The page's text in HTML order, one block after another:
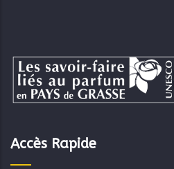
Accès Rapide